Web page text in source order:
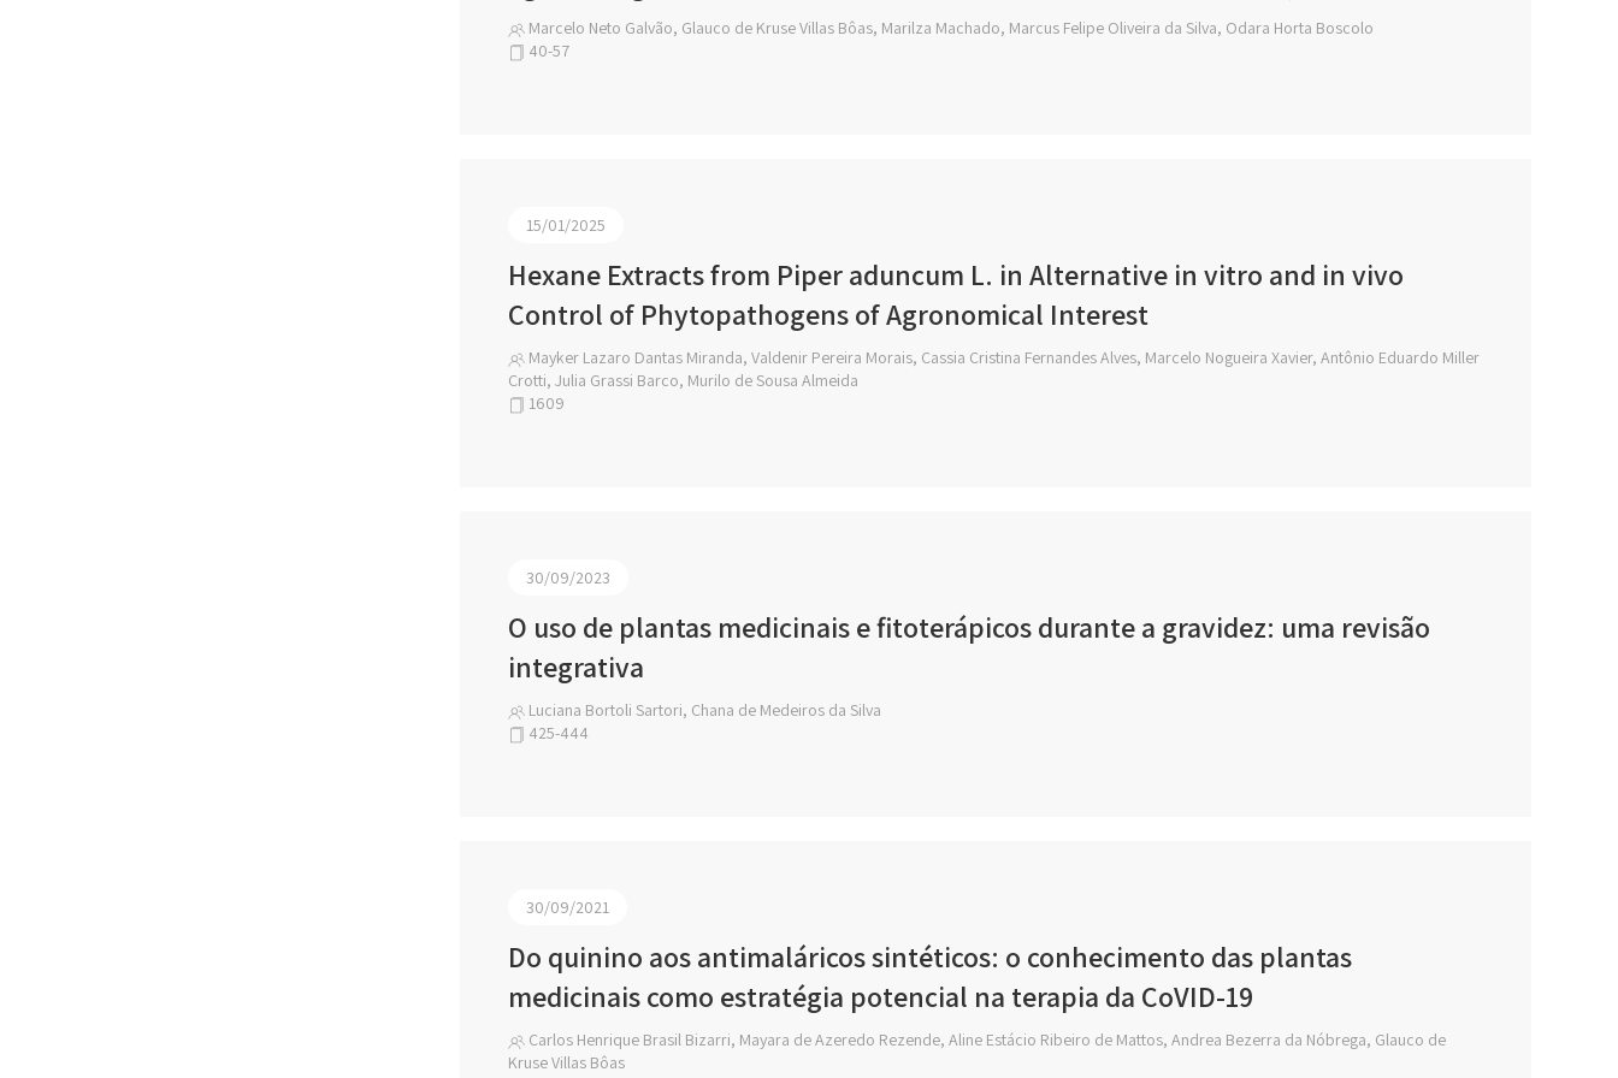
Marcelo Neto Galvão, Glauco de Kruse Villas Bôas, Marilza Machado, Marcus Felipe Oliveira da Silva, Odara Horta Boscolo
40-57
15/01/2025
Hexane Extracts from Piper aduncum L. in Alternative in vitro and in vivo
Control of Phytopathogens of Agronomical Interest
Mayker Lazaro Dantas Miranda, Valdenir Pereira Morais, Cassia Cristina Fernandes Alves, Marcelo Nogueira Xavier, Antônio Eduardo Miller
Crotti, Julia Grassi Barco, Murilo de Sousa Almeida
1609
30/09/2023
O uso de plantas medicinais e fitoterápicos durante a gravidez: uma revisão
integrativa
Luciana Bortoli Sartori, Chana de Medeiros da Silva
425-444
30/09/2021
Do quinino aos antimaláricos sintéticos: o conhecimento das plantas
medicinais como estratégia potencial na terapia da CoVID-19
Carlos Henrique Brasil Bizarri, Mayara de Azeredo Rezende, Aline Estácio Ribeiro de Mattos, Andrea Bezerra da Nóbrega, Glauco de
Kruse Villas Bôas